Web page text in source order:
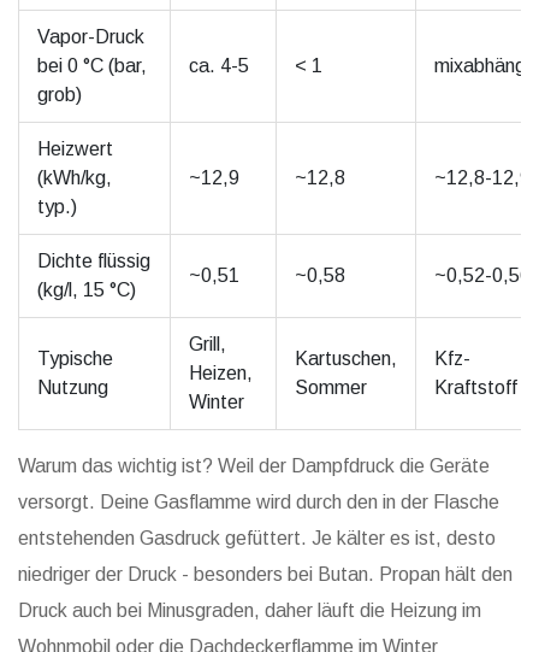
Vapor-Druck
bei 0 °C (bar,
grob)
ca. 4-5 < 1 mixabhängig
Heizwert
(kWh/kg,
typ.)
~12,9 ~12,8 ~12,8-12,9
Dichte flüssig
(kg/l, 15 °C)
~0,51 ~0,58 ~0,52-0,56
Typische
Nutzung
Grill,
Heizen,
Winter
Kartuschen,
Sommer
Kfz-
Kraftstoff
Warum das wichtig ist? Weil der Dampfdruck die Geräte
versorgt. Deine Gasflamme wird durch den in der Flasche
entstehenden Gasdruck gefüttert. Je kälter es ist, desto
niedriger der Druck - besonders bei Butan. Propan hält den
Druck auch bei Minusgraden, daher läuft die Heizung im
Wohnmobil oder die Dachdeckerflamme im Winter